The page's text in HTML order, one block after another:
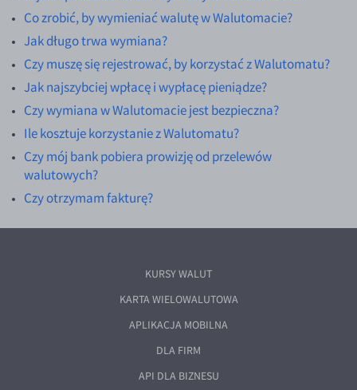
EUR/CAD
EUR/CNY
EUR/HKD
EUR/HUF
EUR/ILS
EUR/JPY
EUR/NZD
EUR/RON
Co zrobić, by wymieniać walutę w Walutomacie?
Jak długo trwa wymiana?
Czy muszę się rejestrować, by korzystać z Walutomatu?
Jak najszybciej wpłacę i wypłacę pieniądze?
Czy wymiana w Walutomacie jest bezpieczna?
Ile kosztuje korzystanie z Walutomatu?
Czy mój bank pobiera prowizję od przelewów
walutowych?
Czy otrzymam fakturę?
KURSY WALUT
KARTA WIELOWALUTOWA
APLIKACJA MOBILNA
DLA FIRM
API DLA BIZNESU